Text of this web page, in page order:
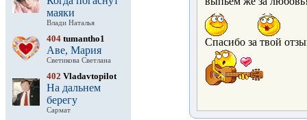
маяки
Влади Наталья
404 tumantho1
Аве, Мария
Светикова Светлана
402 Vladavtopilot
На дальнем
берегу
Сармат
Спасибо за твой